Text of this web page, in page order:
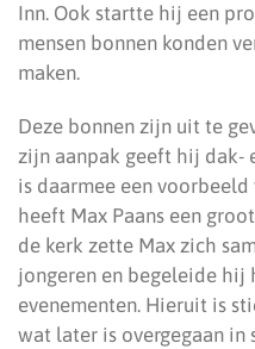
Inn. Ook startte hij een
mensen bonnen konden
maken.
Deze bonnen zijn uit te
zijn aanpak geeft hij dak-
is daarmee een
heeft Max Paans een
de kerk zette Max zich
jongeren en begeleide hij
evenementen. Hieruit is
wat later is overgegaan in